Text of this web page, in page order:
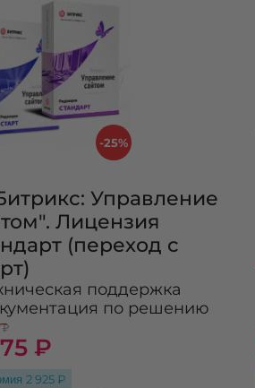
-25%
Управление
Лицензия
(переход с
поддержка
по решению
₽
₽
2 925 ₽